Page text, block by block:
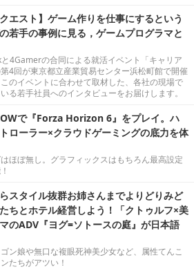
クエスト】ゲーム作りを仕事にするという
若手の事例に見る，ゲームプログラマと
4Gamerの合同による就活イベント「キャリア
4回が東京都立産業貿易センター浜松町館で開催
のイベントに合わせて取材した、各社の現場で
る若手社員へのインタビューをお届けします。
で『Forza Horizon 6』をプレイ。ハ
ローラー×クラウドゲーミングの底力を体
ほぼ無し。グラフィックスはもちろん最高設定
スタイル抜群お姉さんまでよりどりみど
ちとホテル経営しよう！「クトゥルフ×美
のADV『ヨグ=ソトースの庭』が日本語
ン娘や無口な複眼死神美少女など、属性てんこ
たちがアツい！